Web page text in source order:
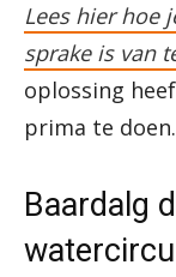
Lees hier hoe
sprake is van
oplossing
prima te doen.
Baardalg